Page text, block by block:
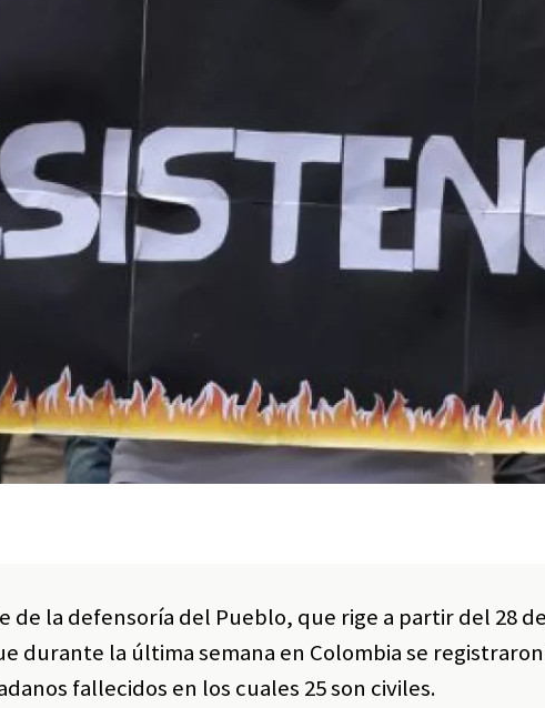
la defensoría del Pueblo, que rige a partir del 28
durante la última semana en Colombia se registraron
fallecidos en los cuales 25 son civiles.